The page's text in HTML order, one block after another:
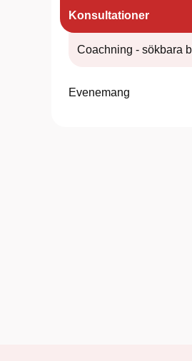
Konsultationer
Coachning - sökbara
Evenemang